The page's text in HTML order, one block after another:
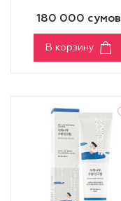
180 000 сумов
В корзину